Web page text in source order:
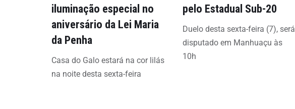
iluminação especial no
aniversário da Lei Maria
da Penha
Casa do Galo estará na cor lilás
na noite desta sexta-feira
pelo Estadual Sub-20
Duelo desta sexta-feira (7), será
disputado em Manhuaçu às
10h